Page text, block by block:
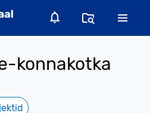
konnakotka